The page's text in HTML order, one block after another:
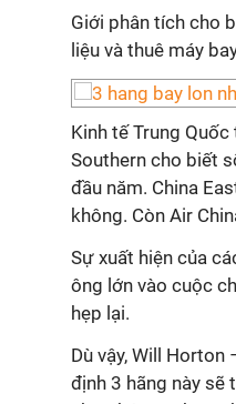
Giới phân tích cho
liệu và thuê máy
Kinh tế Trung
Southern cho biết
đầu năm. China
không. Còn Air
Sự xuất hiện của
ông lớn vào cuộc
hẹp lại.
Dù vậy, Will Horton
định 3 hãng này sẽ